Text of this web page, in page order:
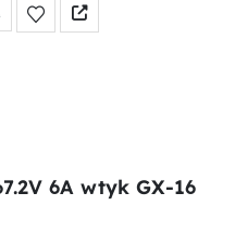
6A wtyk GX-16